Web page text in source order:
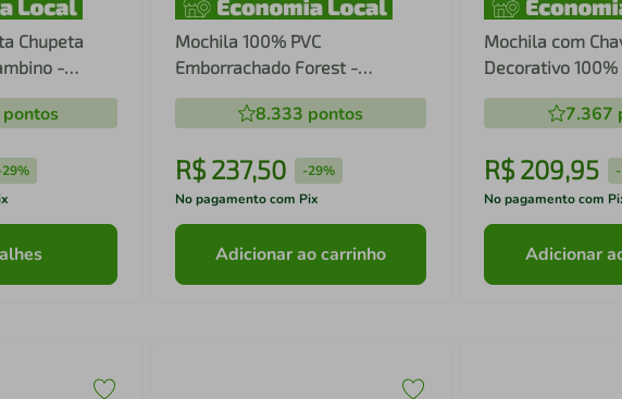
Chupeta
-
pontos
29%
Mochila 100% PVC
Emborrachado Forest -
Batistela
8.333 pontos
R$ 237,50 -29%
No pagamento com Pix
Adicionar ao carrinho
Mochila com
Decorativo
Bellagio -
7.367
R$209,95 -
No pagamento com
Adicionar